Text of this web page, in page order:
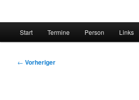
Start Termine Person Links
Beitragsnavigation
← Vorheriger